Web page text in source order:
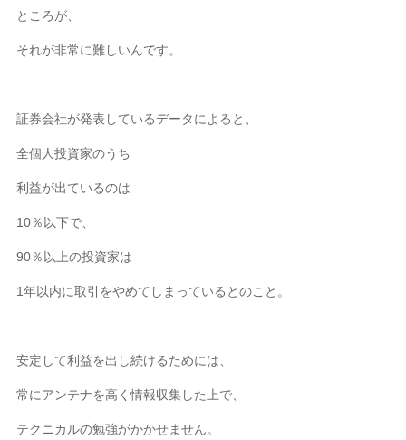
ところが、
それが非常に難しいんです。
証券会社が発表しているデータによると、
全個人投資家のうち
利益が出ているのは
10％以下で、
90％以上の投資家は
1年以内に取引をやめてしまっているとのこと。
安定して利益を出し続けるためには、
常にアンテナを高く情報収集した上で、
テクニカルの勉強がかかせません。